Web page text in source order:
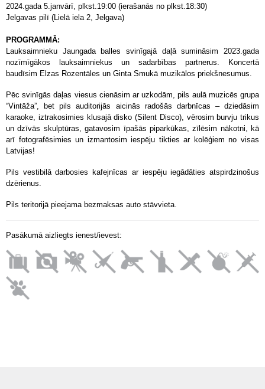
2024.gada 5.janvārī, plkst.19:00 (ierašanās no plkst.18:30)
Jelgavas pilī (Lielā iela 2, Jelgava)
PROGRAMMĀ:
Lauksaimnieku Jaungada balles svinīgajā daļā sumināsim 2023.gada
nozīmīgākos lauksaimniekus un sadarbības partnerus. Koncertā
baudīsim Elzas Rozentāles un Ginta Smukā muzikālos priekšnesumus.
Pēc svinīgās daļas viesus cienāsim ar uzkodām, pils aulā muzicēs grupa
“Vintāža”, bet pils auditorijās aicinās radošās darbnīcas – dziedāsim
karaoke, iztrakosimies klusajā disko (Silent Disco), vērosim burvju trikus
un dzīvās skulptūras, gatavosim īpašās piparkūkas, zīlēsim nākotni, kā
arī fotografēsimies un izmantosim iespēju tikties ar kolēģiem no visas
Latvijas!
Pils vestibilā darbosies kafejnīcas ar iespēju iegādāties atspirdzinošus
dzērienus.
Pils teritorijā pieejama bezmaksas auto stāvvieta.
Pasākumā aizliegts ienest/ievest: